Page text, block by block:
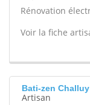
Rénovation
Voir la fiche
Bati-zen Challuy
Artisan